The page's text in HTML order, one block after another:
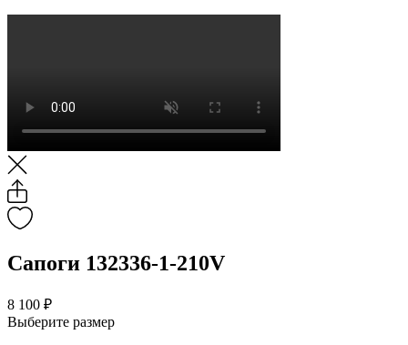
Сапоги 132336-1-210V
8 100 ₽
Выберите размер